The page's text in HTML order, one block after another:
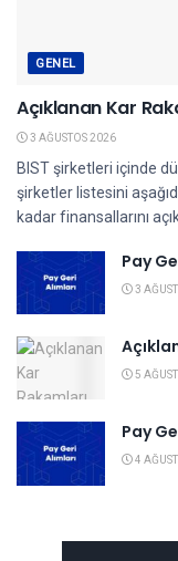
GENEL
Açıklanan Kar
3 AĞUSTOS 2026
BIST şirketleri içinde
şirketler listesini
kadar finansallarını
Pay
3
5
Pay
4